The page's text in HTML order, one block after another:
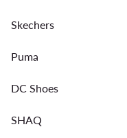
Skechers
Puma
DC Shoes
SHAQ